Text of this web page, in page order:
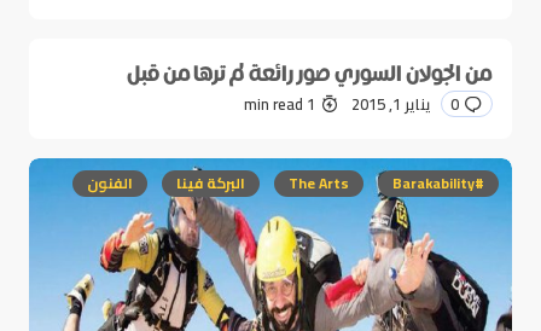
من الجولان السوري صور رائعة لم ترها من قبل
0 يناير 1, 2015 1 min read
#Barakability
The Arts البركة فينا الفنون